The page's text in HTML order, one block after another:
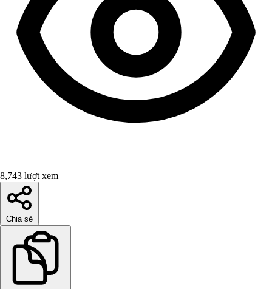
8,743 lượt xem
Chia sẻ